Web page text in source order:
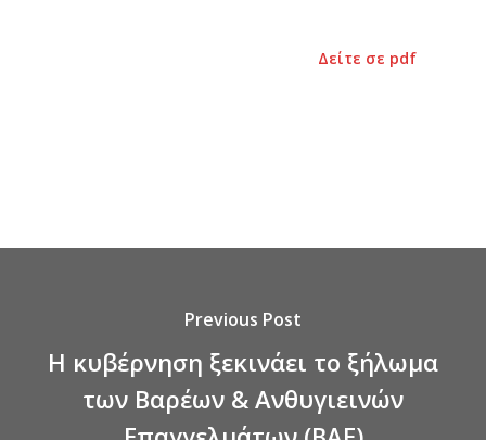
Δείτε σε pdf
Previous Post
Η κυβέρνηση ξεκινάει το ξήλωμα
των Βαρέων & Ανθυγιεινών